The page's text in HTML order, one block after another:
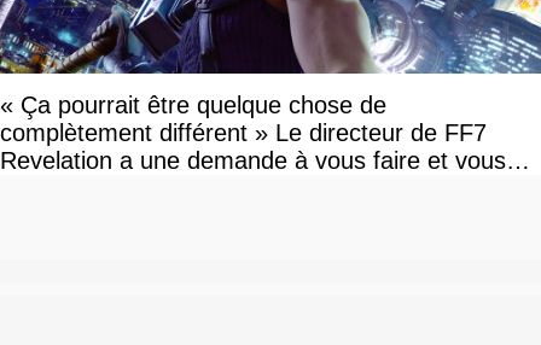
« Ça pourrait être quelque chose de
complètement différent » Le directeur de FF7
Revelation a une demande à vous faire et vous